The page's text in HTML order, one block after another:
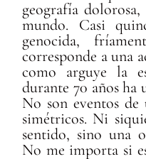
geografía
mundo. Casi
genocida,
corresponde a una
como arguye la
durante 70 años ha
No son eventos de
simétricos. Ni
sentido, sino una
No me importa si